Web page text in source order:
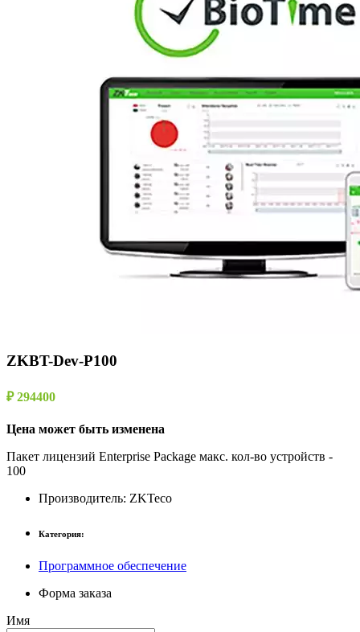
ZKBT-Dev-P100
₽ 294400
Цена может быть изменена
Пакет лицензий Enterprise Package макс. кол-во устройств -
100
Производитель: ZKTeco
Категория:
Программное обеспечение
Форма заказа
Имя